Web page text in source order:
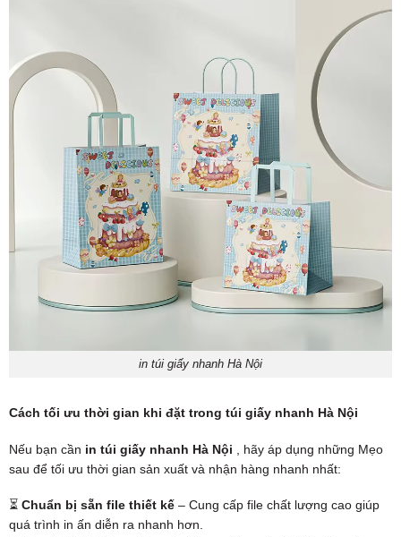
in túi giấy nhanh Hà Nội
Cách tối ưu thời gian khi đặt trong túi giấy nhanh Hà Nội
Nếu bạn cần in túi giấy nhanh Hà Nội , hãy áp dụng những Mẹo
sau để tối ưu thời gian sản xuất và nhận hàng nhanh nhất:
⏳ Chuẩn bị sẵn file thiết kế– Cung cấp file chất lượng cao giúp
quá trình in ấn diễn ra nhanh hơn.